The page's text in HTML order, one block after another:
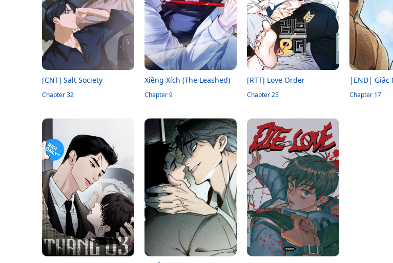
[CNT] Salt Society
Chapter 32
Xiềng Xích (The Leashed)
Chapter 9
[RTT] Love Order
Chapter 25
|END| Giấc
Mắn
Chapter 17